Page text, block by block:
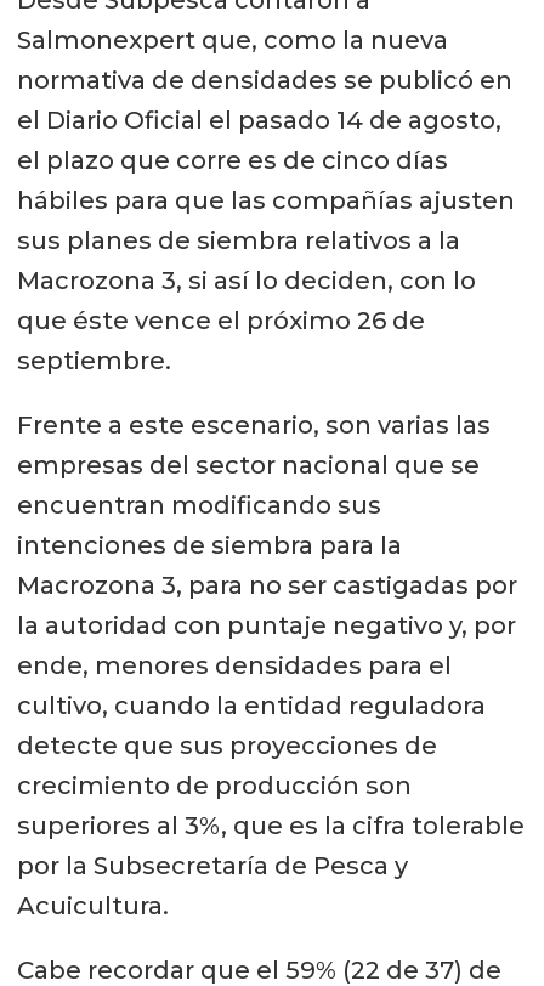
Salmonexpert que, como la nueva
normativa de densidades se publicó en
el Diario Oficial el pasado 14 de agosto,
el plazo que corre es de cinco días
hábiles para que las compañías ajusten
sus planes de siembra relativos a la
Macrozona 3, si así lo deciden, con lo
que éste vence el próximo 26 de
septiembre.
Frente a este escenario, son varias las
empresas del sector nacional que se
encuentran modificando sus
intenciones de siembra para la
Macrozona 3, para no ser castigadas por
la autoridad con puntaje negativo y, por
ende, menores densidades para el
cultivo, cuando la entidad reguladora
detecte que sus proyecciones de
crecimiento de producción son
superiores al 3%, que es la cifra tolerable
por la Subsecretaría de Pesca y
Acuicultura.
Cabe recordar que el 59% (22 de 37) de